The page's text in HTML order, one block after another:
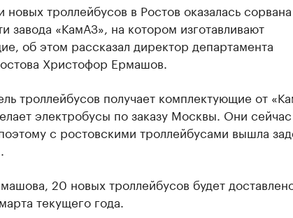
новых троллейбусов в Ростов оказалась
завода «КамАЗ», на котором изготавливают
об этом рассказал директор департамента
Христофор Ермашов.
троллейбусов получает комплектующие от
электробусы по заказу Москвы. Они
с ростовскими троллейбусами вышла
20 новых троллейбусов будет
текущего года.